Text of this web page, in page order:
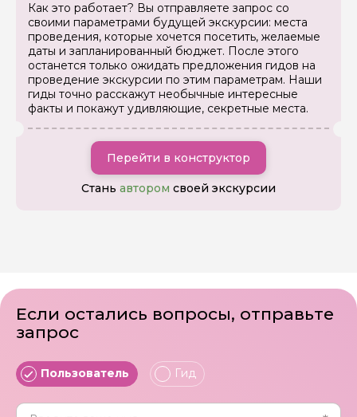
Как это работает? Вы отправляете запрос со
своими параметрами будущей экскурсии: места
проведения, которые хочется посетить, желаемые
даты и запланированный бюджет. После этого
останется только ожидать предложения гидов на
проведение экскурсии по этим параметрам. Наши
гиды точно расскажут необычные интересные
факты и покажут удивляющие, секретные места.
Перейти в конструктор
Стань автором своей экскурсии
Если остались вопросы, отправьте
запрос
Пользователь Гид